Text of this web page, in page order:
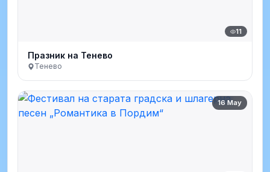
11
Празник на Тенево
Тенево
16 May